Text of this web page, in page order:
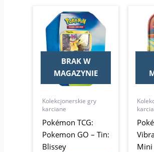
BRAK W
MAGAZYNIE
Kolekcjonerskie gry
karciane
Pokémon TCG:
Pokemon GO – Tin:
Blissey
Mini